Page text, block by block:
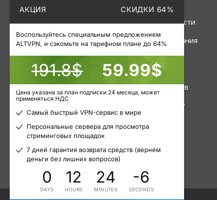
АКЦИЯ СКИДКИ 64%
Воспользуйтесь специальным предложением
ALTVPN, и сэкомьте на тарифном плане до 64%
191.8$ 59.99$
Цена указана за план подписки 24 месяца, может
применяться НДС
Самый быстрый VPN-сервис в мире
Персональные сервера для просмотра
стриминговых площадок
7 дней гарантия возврата средств (вернем
деньги без лишних вопросов)
0
DAYS
12
HOURS
24
MINUTES
-6
SECONDS
Политика
конфиденциальности
Правила пользования
Услуги
VPN
Пакетные прокси
Мобильные прокси
Инструменты
Статус серверов
Узнать свой IP